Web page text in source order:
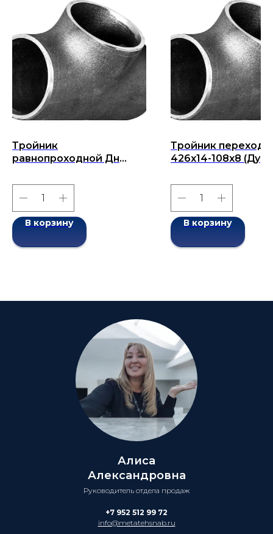
Тройник
равнопроходной Дн
бесшовный ГОСТ 17376-
2001
В корзину
Тройник
426х14-108х8 (Ду
ГОСТ 17376-2001
В корзину
Алиса
Александровна
Руководитель отдела продаж
+7 952 512 99 72
info@metatehsnab.ru